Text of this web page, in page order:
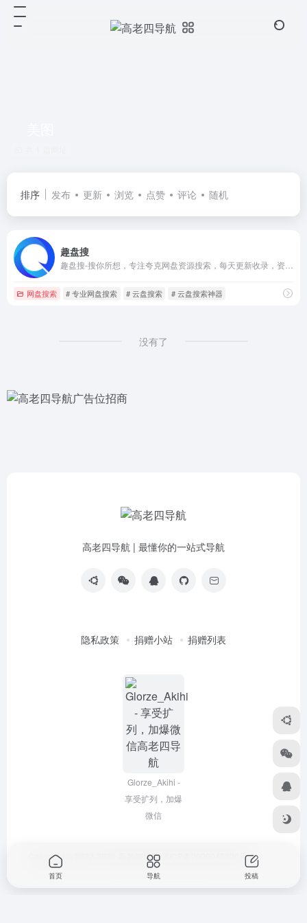
排序 发布 更新 浏览 点赞 评论 随机
趣盘搜
网盘搜索 # 专业网盘搜索 # 云盘搜索 # 云盘搜索神器
没有了
高老四导航 | 最懂你的一站式导航
隐私政策 捐赠小站 捐赠列表
Glorze_Akihi -
享受扩列，加爆
微信
Copyright © 2022-2026 高老四导航 浙ICP备2020045320号-3
首页 导航 投稿